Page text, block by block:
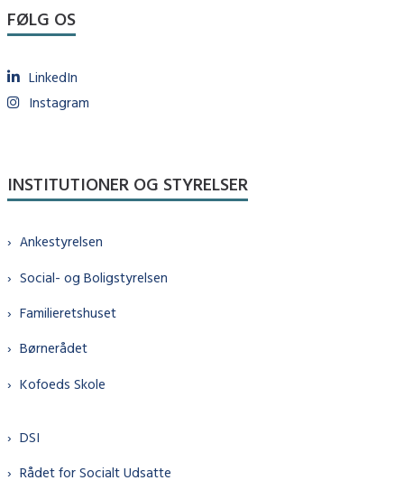
FØLG OS
LinkedIn
Instagram
INSTITUTIONER OG STYRELSER
Ankestyrelsen
Social- og Boligstyrelsen
Familieretshuset
Børnerådet
Kofoeds Skole
DSI
Rådet for Socialt Udsatte